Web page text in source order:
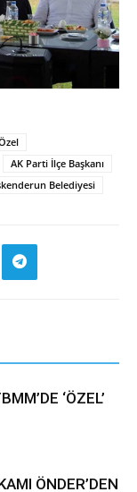
AK Parti İlçe Başkanı
Belediyesi
‘ÖZEL’
ÖNDER’DEN